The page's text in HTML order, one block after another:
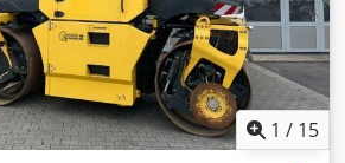
1 / 15